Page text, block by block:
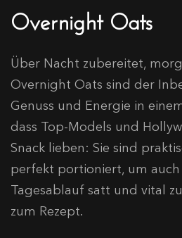
Overnight Oats
Über Nacht zubereitet,
Overnight Oats sind der
Genuss und Energie in
dass Top-Models und
Snack lieben: Sie sind
perfekt portioniert, um auch
Tagesablauf satt und vital
zum Rezept.